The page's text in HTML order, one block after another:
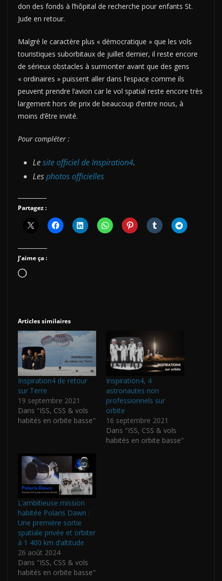
don des fonds à l’hôpital de recherche pour enfants St.
Jude en retour.
Malgré le caractère plus « démocratique » que les vols
touristiques suborbitaux de juillet dernier, il reste encore
de sérieux obstacles à surmonter avant que des gens
« ordinaires » puissent aller dans l’espace comme ils
peuvent prendre l’avion car le vol spatial reste encore très
largement hors de prix de beaucoup d’entre nous, à
moins d’être invité.
Pour compléter :
Lesite officiel de Inspiration4.
Lesphotos officielles
Partagez :
J’aime ça :
Chargement…
Articles similaires
Inspiration4 de retour
sur Terre
19 septembre 2021
Dans "ISS, CSS & vols
habités en orbite basse"
Inspiration4, 4
astronautes non
professionnels sur
orbite
16 septembre 2021
Dans "ISS, CSS & vols
habités en orbite basse"
L’ambitieuse mission
habitée Polaris Dawn :
Une première sortie
spatiale privée et orbiter
à 1 400 km d’altitude
26 août 2024
Dans "ISS, CSS & vols
habités en orbite basse"